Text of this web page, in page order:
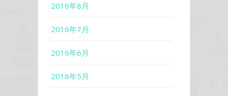
2016年8月
2016年7月
2016年6月
2016年5月